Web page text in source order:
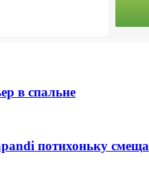
в спальне
потихоньку